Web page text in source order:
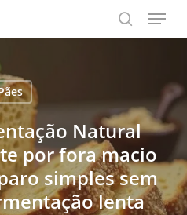
search
Menu
Natural
por fora macio
simples sem
lenta